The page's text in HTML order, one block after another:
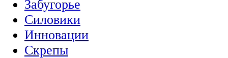
Забугорье
Силовики
Инновации
Скрепы